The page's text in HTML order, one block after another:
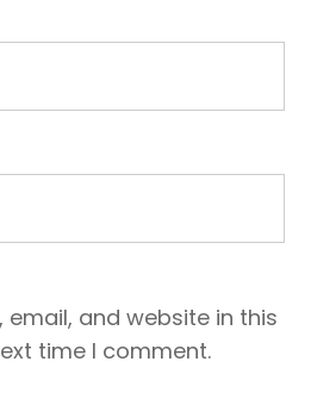
email, and website in this
time I comment.